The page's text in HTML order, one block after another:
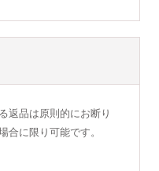
返品は原則的にお断り
合に限り可能です。